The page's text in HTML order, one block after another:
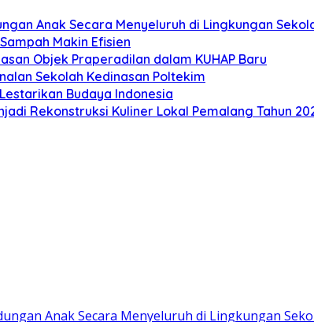
Anak Secara Menyeluruh di Lingkungan
Makin Efisien
Objek Praperadilan dalam KUHAP Baru
Sekolah Kedinasan Poltekim
Budaya Indonesia
Rekonstruksi Kuliner Lokal Pemalang Tahun